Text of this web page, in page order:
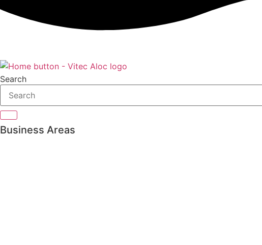
Search
Business Areas